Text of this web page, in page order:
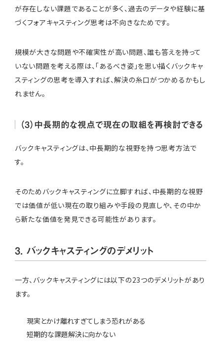
が存在しない課題であることが多く、過去のデータや経験に基
づくフォアキャスティング思考は不向きなためです。
規模が大きな問題や不確実性が高い問題、誰も答えを持って
いない問題を考える際は、「あるべき姿」を思い描くバックキャ
スティングの思考を導入すれば、解決の糸口がつかめるかもし
れません。
（3）中長期的な視点で現在の取組を再検討できる
バックキャスティングは、中長期的な視野を持つ思考方法で
す。
そのためバックキャスティングに立脚すれば、中長期的な視野
では価値が低い現在の取り組みや手段の見直しや、その中か
ら新たな価値を発見できる可能性があります。
3. バックキャスティングのデメリット
一方、バックキャスティングには以下の23つのデメリットがあり
ます。
現実とかけ離れすぎてしまう恐れがある
短期的な課題解決に向かない